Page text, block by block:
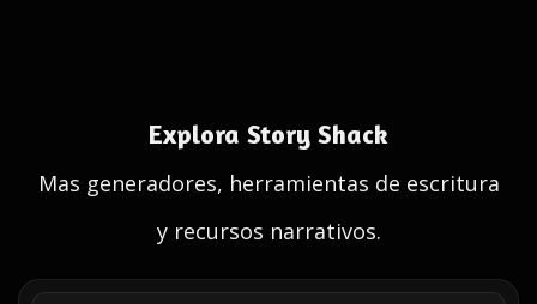
Explora Story Shack
Mas generadores, herramientas de escritura
y recursos narrativos.